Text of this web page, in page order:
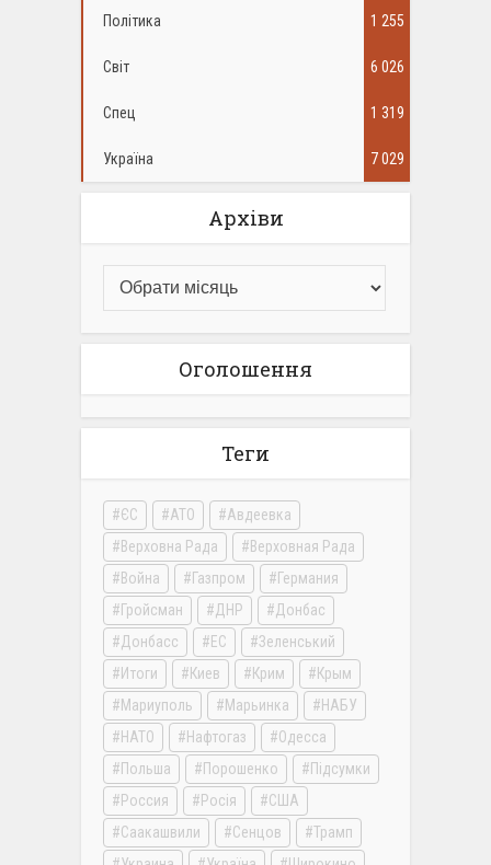
Політика 1 255
Світ 6 026
Спец 1 319
Україна 7 029
Архіви
Оголошення
Теги
ЄС АТО
Авдеевка
Верховна Рада
Верховная Рада
Война
Газпром
Германия
Гройсман
ДНР
Донбас
Донбасс
ЕС
Зеленський
Итоги
Киев Крим
Крым
Мариуполь
Марьинка
НАБУ
НАТО
Нафтогаз
Одесса
Польша
Порошенко
Підсумки
Россия
Росія
США
Саакашвили
Сенцов
Трамп